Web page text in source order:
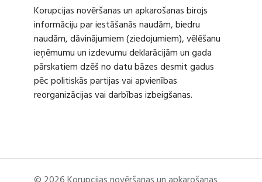
Korupcijas novēršanas un apkarošanas birojs
informāciju par iestāšanās naudām, biedru
naudām, dāvinājumiem (ziedojumiem), vēlēšanu
ieņēmumu un izdevumu deklarācijām un gada
pārskatiem dzēš no datu bāzes desmit gadus
pēc politiskās partijas vai apvienības
reorganizācijas vai darbības izbeigšanas.